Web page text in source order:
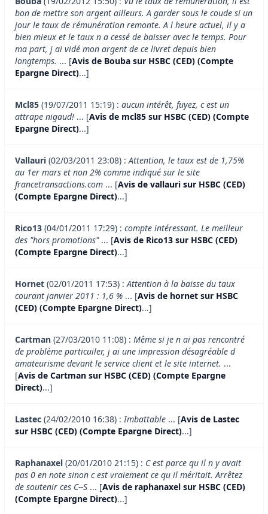
bon de mettre son argent ailleurs. A garder sous le coude si un
jour le taux de rémunération remonte. A l heure actuel, il y a
bien mieux et le taux n a cessé de baisser avec le temps. Pour
ma part, j ai vidé mon argent de ce livret depuis bien
longtemps. ... [Avis de Bouba sur HSBC (CED) (Compte
Epargne Direct)...]
Mcl85 (19/07/2011 15:19) : aucun intérêt, fuyez, c est un
attrape nigaud! ... [Avis de mcl85 sur HSBC (CED) (Compte
Epargne Direct)...]
Vallauri (02/03/2011 23:08) :Attention, le taux est de 1,75%
au 1er mars et non 2% comme indiqué sur le site
francetransactions.com ... [Avis de vallauri sur HSBC (CED)
(Compte Epargne Direct)...]
Rico13 (04/01/2011 17:29) : compte intéressant. Le meilleur
des "hors promotions"... [Avis de Rico13 sur HSBC (CED)
(Compte Epargne Direct)...]
Hornet (02/01/2011 17:53) :Attention à la baisse du taux
courant janvier 2011 : 1,6 % ... [Avis de hornet sur HSBC
(CED) (Compte Epargne Direct)...]
Cartman (27/03/2010 11:08) : Même si je n ai pas rencontré
de problème particuiler, j ai une impression désagréable d
amateurisme devant le service client et le site internet. ...
[Avis de Cartman sur HSBC (CED) (Compte Epargne
Direct)...]
Lastec (24/02/2010 16:38) :Imbattable ... [Avis de Lastec
sur HSBC (CED) (Compte Epargne Direct)...]
Raphanaxel (20/01/2010 21:15) : C est parce qu il n y avait
pas 0 en note sinon c est vraiement ce qu il méritait. Arrêtez
de soutenir ces C--S ... [Avis de raphanaxel sur HSBC (CED)
(Compte Epargne Direct)...]